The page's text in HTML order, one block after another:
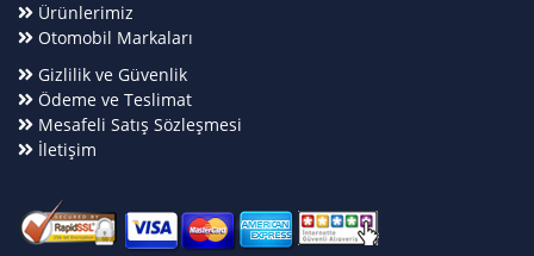
Ürünlerimiz
Otomobil Markaları
Gizlilik ve Güvenlik
Ödeme ve Teslimat
Mesafeli Satış Sözleşmesi
İletişim